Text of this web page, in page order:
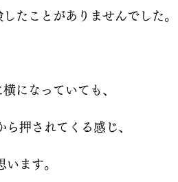
たことがありませんでした。
になっていても、
押されてくる感じ、
ます。